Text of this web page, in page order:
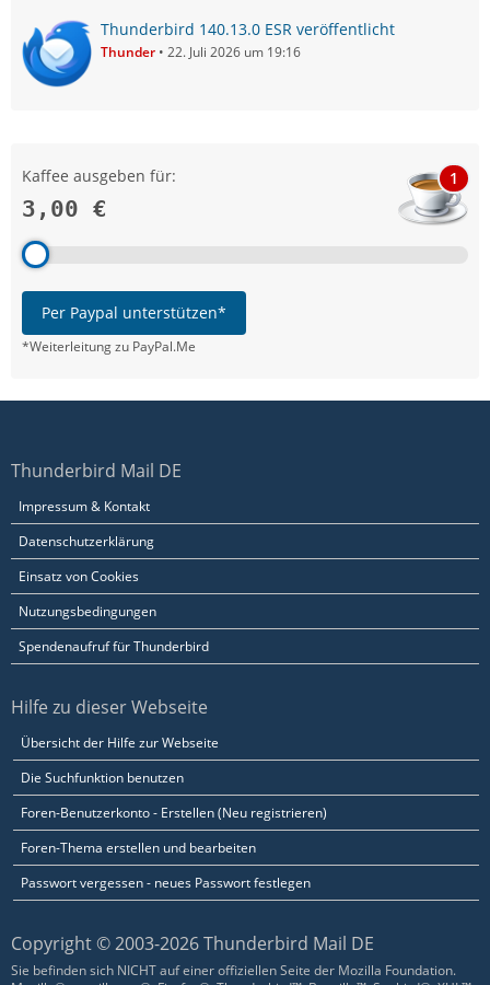
Thunderbird 140.13.0 ESR veröffentlicht
Thunder 22. Juli 2026 um 19:16
Kaffee ausgeben für:
3,00 €
1
Per Paypal unterstützen*
*Weiterleitung zu PayPal.Me
Thunderbird Mail DE
Impressum & Kontakt
Datenschutzerklärung
Einsatz von Cookies
Nutzungsbedingungen
Spendenaufruf für Thunderbird
Hilfe zu dieser Webseite
Übersicht der Hilfe zur Webseite
Die Suchfunktion benutzen
Foren-Benutzerkonto - Erstellen (Neu registrieren)
Foren-Thema erstellen und bearbeiten
Passwort vergessen - neues Passwort festlegen
Copyright © 2003-2026 Thunderbird Mail DE
Sie befinden sich NICHT auf einer offiziellen Seite der Mozilla Foundation.